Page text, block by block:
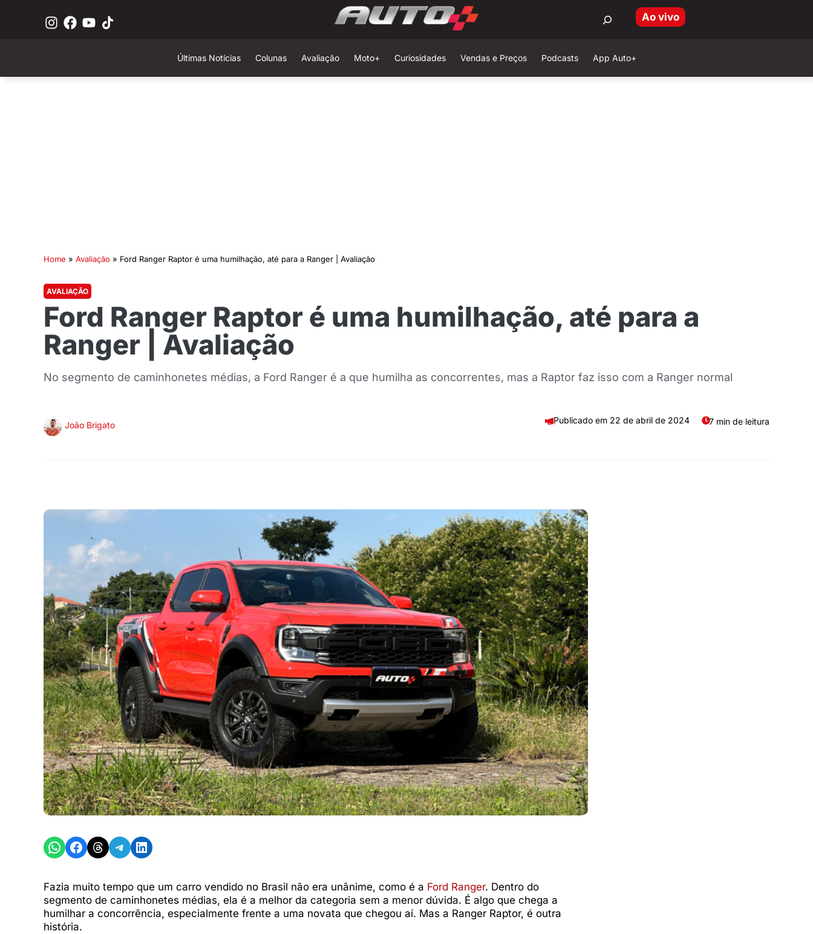
Ao vivo
Últimas Notícias Colunas Avaliação Moto+ Curiosidades Vendas e Preços Podcasts App Auto+
Home » Avaliação » Ford Ranger Raptor é uma humilhação, até para a Ranger | Avaliação
AVALIAÇÃO
Ford Ranger Raptor é uma humilhação, até para a
Ranger | Avaliação
No segmento de caminhonetes médias, a Ford Ranger é a que humilha as concorrentes, mas a Raptor faz isso com a Ranger normal
João Brigato 22 de abril de 2024 7 min de leitura
Share on WhatsApp
Share on Facebook
Share on Threads
Share on Telegram
Share on LinkedIn
Fazia muito tempo que um carro vendido no Brasil não era unânime, como é a Ford Ranger. Dentro do
segmento de caminhonetes médias, ela é a melhor da categoria sem a menor dúvida. É algo que chega a
humilhar a concorrência, especialmente frente a uma novata que chegou aí. Mas a Ranger Raptor, é outra
história.